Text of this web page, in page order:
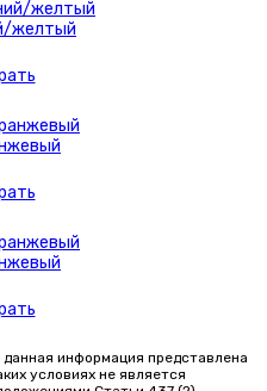
желтый
информация представлена
условиях не является